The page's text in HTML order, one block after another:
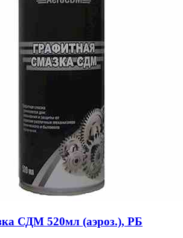
СДМ 520мл (аэроз.), РБ